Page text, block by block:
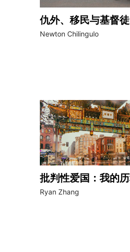
仇外、移民与基督
Newton Chilingulo
批判性爱国：我的
Ryan Zhang